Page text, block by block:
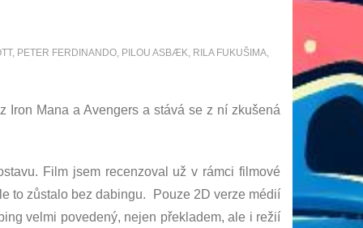
, PETER FERDINANDO, PILOU ASBÆK, RILA FUKUŠIMA,
Iron Mana a Avengers a stává se z ní zkušená
Film jsem recenzoval už v rámci filmové
to zůstalo bez dabingu. Pouze 2D verze médií
velmi povedený, nejen překladem, ale i režií